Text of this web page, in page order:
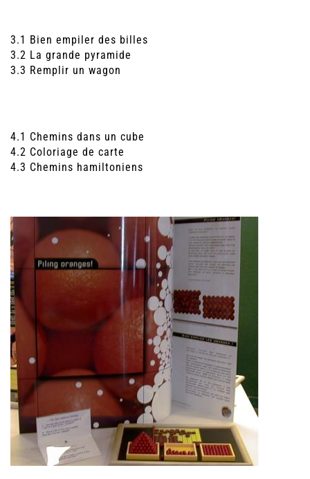
3.1 Bien empiler des billes
3.2 La grande pyramide
3.3 Remplir un wagon
4.1 Chemins dans un cube
4.2 Coloriage de carte
4.3 Chemins hamiltoniens